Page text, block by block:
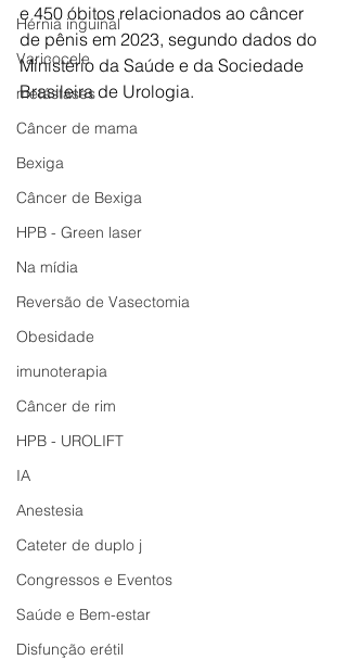
Hérnia inguinal
Varicocele
metástases
Câncer de mama
Bexiga
Câncer de Bexiga
HPB - Green laser
Na mídia
Reversão de Vasectomia
Obesidade
imunoterapia
Câncer de rim
HPB - UROLIFT
IA
Anestesia
Cateter de duplo j
Congressos e Eventos
Saúde e Bem-estar
Disfunção erétil
e 450 óbitos relacionados ao câncer
de pênis em 2023, segundo dados do
Ministério da Saúde e da Sociedade
Brasileira de Urologia.